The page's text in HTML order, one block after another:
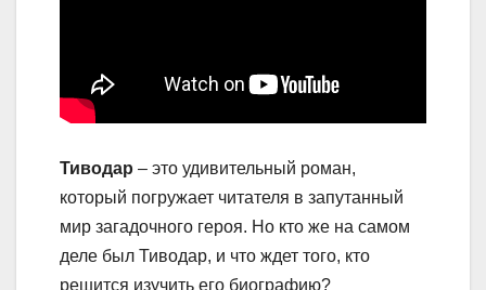
Тиводар – это удивительный роман,
который погружает читателя в запутанный
мир загадочного героя. Но кто же на самом
деле был Тиводар, и что ждет того, кто
решится изучить его биографию?